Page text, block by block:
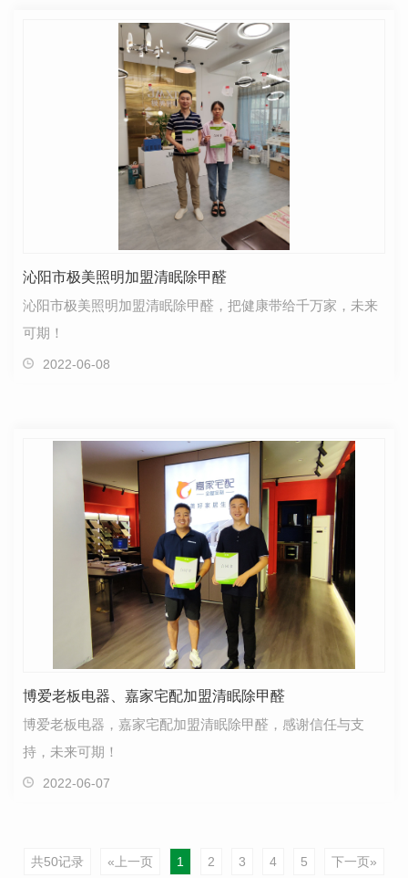
沁阳市极美照明加盟清眠除甲醛
沁阳市极美照明加盟清眠除甲醛，把健康带给千万家，未来
可期！
2022-06-08
博爱老板电器、嘉家宅配加盟清眠除甲醛
博爱老板电器，嘉家宅配加盟清眠除甲醛，感谢信任与支
持，未来可期！
2022-06-07
共50记录 «上一页 1 2 3 4 5 下一页»